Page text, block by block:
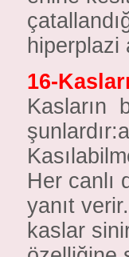
hiperplazi
16-
Kasların
Her canlı
yanıt
kaslar